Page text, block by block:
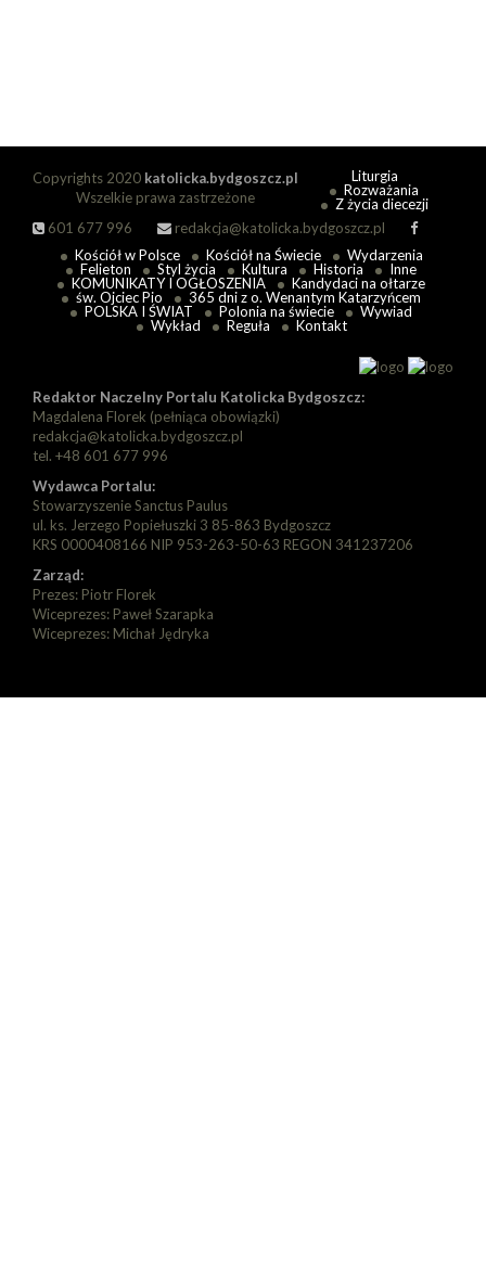
Copyrights 2020 katolicka.bydgoszcz.pl
Wszelkie prawa zastrzeżone
601 677 996
redakcja@katolicka.bydgoszcz.pl
Liturgia
Rozważania
Z życia diecezji
Kościół w Polsce Kościół na Świecie
Wydarzenia
Felieton
Styl życia Kultura Historia
Inne
KOMUNIKATY I OGŁOSZENIA
Kandydaci na ołtarze
św. Ojciec Pio
365 dni z o. Wenantym Katarzyńcem
POLSKA I ŚWIAT
Polonia na świecie
Wywiad
Wykład
Reguła Kontakt
Redaktor Naczelny Portalu Katolicka Bydgoszcz:
Magdalena Florek (pełniąca obowiązki)
redakcja@katolicka.bydgoszcz.pl
tel. +48 601 677 996
Wydawca Portalu:
Stowarzyszenie Sanctus Paulus
ul. ks. Jerzego Popiełuszki 3 85-863 Bydgoszcz
KRS 0000408166 NIP 953-263-50-63 REGON 341237206
Zarząd:
Prezes: Piotr Florek
Wiceprezes: Paweł Szarapka
Wiceprezes: Michał Jędryka